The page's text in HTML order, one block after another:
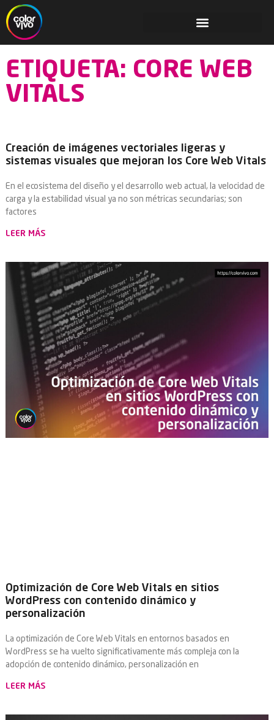
ETIQUETA: CORE WEB
VITALS
Creación de imágenes vectoriales ligeras y
sistemas visuales que mejoran los Core Web Vitals
En el ecosistema del diseño y el desarrollo web actual, la velocidad de
carga y la estabilidad visual ya no son métricas secundarias; son
factores
LEER MÁS
Optimización de Core Web Vitals en sitios
WordPress con contenido dinámico y
personalización
La optimización de Core Web Vitals en entornos basados en
WordPress se ha vuelto significativamente más compleja con la
adopción de contenido dinámico, personalización en
LEER MÁS